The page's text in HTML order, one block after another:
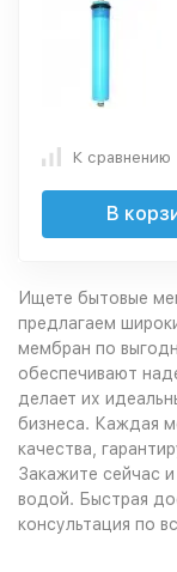
К сравнению
В
Ищете бытовые
предлагаем
мембран по
обеспечивают
делает их
бизнеса. Каждая
качества,
Закажите сейчас
водой. Быстрая
консультация по